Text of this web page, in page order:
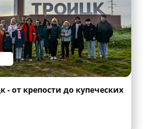
- от крепости до купеческих